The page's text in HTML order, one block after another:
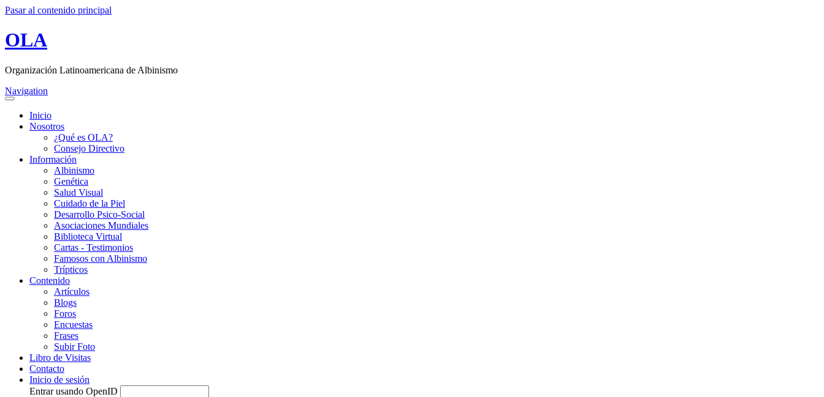
Pasar al contenido principal
OLA
Organización Latinoamericana de Albinismo
Navigation
Inicio
Nosotros
¿Qué es OLA?
Consejo Directivo
Información
Albinismo
Genética
Salud Visual
Cuidado de la Piel
Desarrollo Psico-Social
Asociaciones Mundiales
Biblioteca Virtual
Cartas - Testimonios
Famosos con Albinismo
Trípticos
Contenido
Artículos
Blogs
Foros
Encuestas
Frases
Subir Foto
Libro de Visitas
Contacto
Inicio de sesión
Entrar usando OpenID